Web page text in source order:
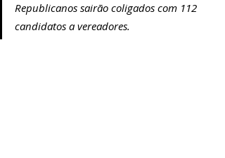
Republicanos sairão coligados com 112
candidatos a vereadores.